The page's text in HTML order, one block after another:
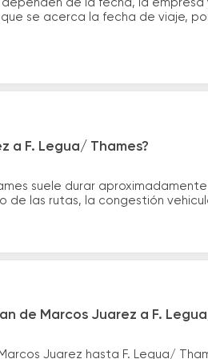
de la fecha, la
se acerca la fecha de viaje,
a F. Legua/ Thames?
suele durar
las rutas, la congestión
de Marcos Juarez a F.
Juarez hasta F. Legua/